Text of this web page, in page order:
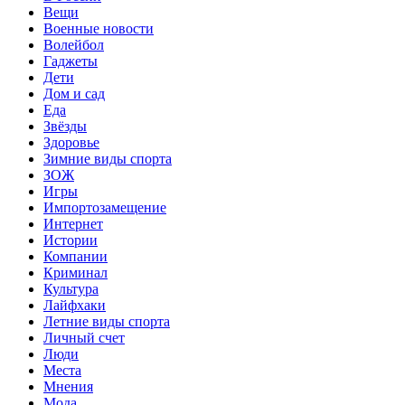
Вещи
Военные новости
Волейбол
Гаджеты
Дети
Дом и сад
Еда
Звёзды
Здоровье
Зимние виды спорта
ЗОЖ
Игры
Импортозамещение
Интернет
Истории
Компании
Криминал
Культура
Лайфхаки
Летние виды спорта
Личный счет
Люди
Места
Мнения